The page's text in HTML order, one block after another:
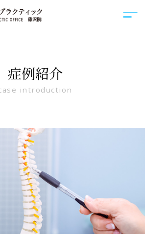
症例紹介
introduction